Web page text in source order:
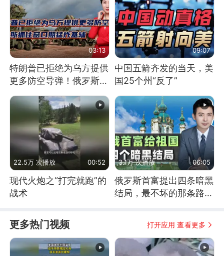
03:13
特朗普已拒绝为乌方提供
更多防空导弹！俄罗斯抓
09:07
中国五箭齐发的当天，美
国25个州“反了”
22.5万 次播放 00:52
现代火炮之“打完就跑”的
战术
3.1万 次播放 06:05
俄罗斯首富提出四条暗黑
结局，最不坏的那条路是
更多热门视频 打开应用 查看更多